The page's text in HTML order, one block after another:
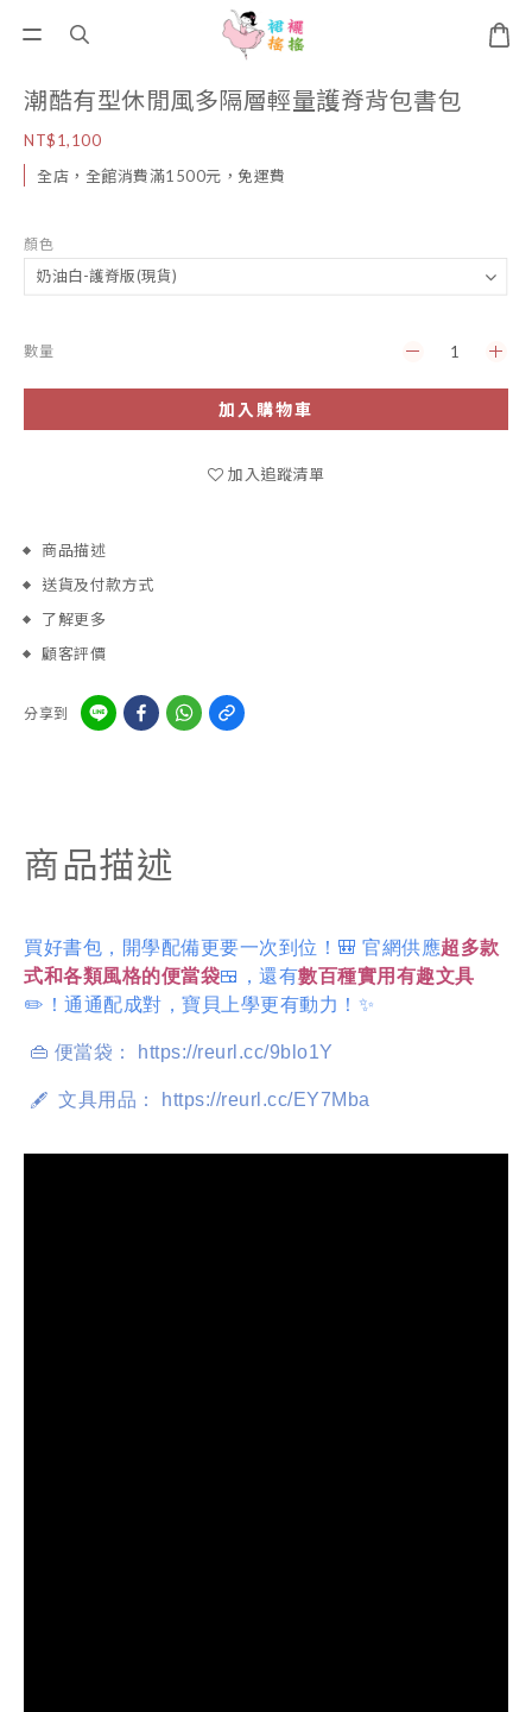
潮酷有型休閒風多隔層輕量護脊背包書包
NT$1,100
全店，全館消費滿1500元，免運費
顏色
數量
加入購物車
加入追蹤清單
商品描述
送貨及付款方式
了解更多
顧客評價
分享到
商品描述
買好書包，開學配備更要一次到位！🎒 官網供應超多款
式和各類風格的便當袋🍱，還有數百種實用有趣文具
✏️！通通配成對，寶貝上學更有動力！✨
👜 便當袋： https://reurl.cc/9blo1Y
🖋 文具用品： https://reurl.cc/EY7Mba